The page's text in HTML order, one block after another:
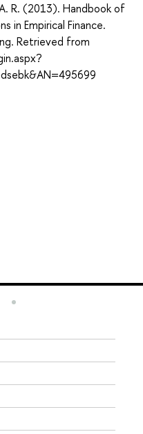
R. (2013). Handbook of
in Empirical Finance.
Retrieved from